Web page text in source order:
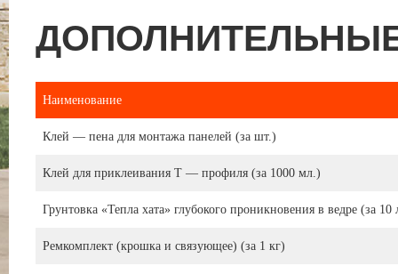
Наименование
Клей — пена для монтажа панелей (за шт.)
Клей для приклеивания Т — профиля (за 1000 мл.)
Грунтовка «Тепла хата» глубокого проникновения в ведре (за 10
Ремкомплект (крошка и связующее) (за 1 кг)